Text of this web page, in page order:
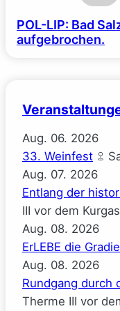
POL-LIP: Bad
aufgebrochen.
Aug. 06. 2026
33. Weinfest
Aug. 07. 2026
Entlang der
III vor dem
Aug. 08. 2026
ErLEBE die
Aug. 08. 2026
Rundgang durch
Therme III vor